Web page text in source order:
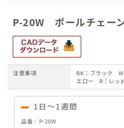
よくあるご質問
P-20W ポールチェー
注意事項
BK：ブラック
エロー R：レッ
1日～1週間
品番 P-20W